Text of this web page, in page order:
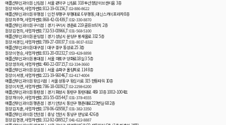
애플산부인과의원 신림점│서울 관악구 신림로 318 두산청암위브센티움 3층
원장:박수예, 사업자번호:812-19-01156,T:02-886-8622
애플산부인과의원 부평점│인천 부평구 부평대로 6 부평동, 대신스카이프라자 8층
원장:최주혁, 사업자번호:868-42-01439,T:032-330-8870
애플산부인과의원 구리점│경기 구리시 경춘로 219 골든브릿지 2층
원장:김현희, 사업자번호:732-53-00966,T:031-568-5100
애플산부인과의원 분당점│경기 성남시 분당구 황새울로 332 5층
원장:서경진, 사업자번호:789-27-00037,T:031-8017-8322
애플산부인과의원 대구점│대구 중구 동성로 25 3층
원장:이현승, 사업자번호:831-20-00232,T:053-428-8898
애플산부인과의원 홍대점│서울 마포구 양화로18길 3 5층
원장:정희라, 사업자번호:490-22-00715,T:02-334-3660
애플산부인과의원 잠실점│서울 송파구 올림픽로 114 8층
원장:이서영, 사업자번호:221-19-96046,T:02-417-4004
애플산부인과의원 왕십리점│서울 성동구 왕십리로 315 한동타워 10층
원장:이지연, 사업자번호:786-18-01092,T:02-2298-6200
애플산부인과의원 동탄점│경기 화성시 동탄구 동탄대로 489 10층 1002~1004호
원장:채의수, 사업자번호:201-55-00544,T:031-378-4555
애플산부인과의원 평촌점│경기 안양시 동안구 평촌대로223번길 68 2층
원장:김지훈, 사업자번호:178-06-02958,T:031-382-3350
애플산부인과의원 천안점│충남 천안시 동남구 만남로 42 6층
원장:김현경, 사업자번호:312-92-09952,T:041-622-8887